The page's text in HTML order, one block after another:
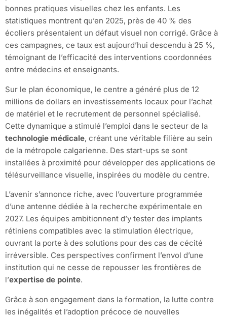
bonnes pratiques visuelles chez les enfants. Les
statistiques montrent qu’en 2025, près de 40 % des
écoliers présentaient un défaut visuel non corrigé. Grâce à
ces campagnes, ce taux est aujourd’hui descendu à 25 %,
témoignant de l’efficacité des interventions coordonnées
entre médecins et enseignants.
Sur le plan économique, le centre a généré plus de 12
millions de dollars en investissements locaux pour l’achat
de matériel et le recrutement de personnel spécialisé.
Cette dynamique a stimulé l’emploi dans le secteur de la
technologie médicale, créant une véritable filière au sein
de la métropole calgarienne. Des start-ups se sont
installées à proximité pour développer des applications de
télésurveillance visuelle, inspirées du modèle du centre.
L’avenir s’annonce riche, avec l’ouverture programmée
d’une antenne dédiée à la recherche expérimentale en
2027. Les équipes ambitionnent d’y tester des implants
rétiniens compatibles avec la stimulation électrique,
ouvrant la porte à des solutions pour des cas de cécité
irréversible. Ces perspectives confirment l’envol d’une
institution qui ne cesse de repousser les frontières de
l’expertise de pointe.
Grâce à son engagement dans la formation, la lutte contre
les inégalités et l’adoption précoce de nouvelles